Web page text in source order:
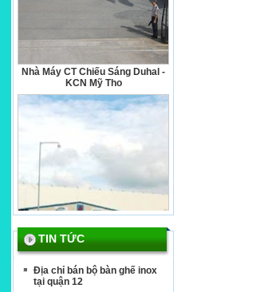
ĐL-B5A: Bàn tròn Hwata 1,2m,
ĐL-B8A: Bàn inox 304 đường
kính 1,4m cao cấp .
Nhà Máy CT Chiếu Sáng Duhal -
Nhà Máy Đạm Phú Mỹ - Vũng Tàu
TIN TỨC
Địa chỉ bán bộ bàn ghế inox
tại quận 12